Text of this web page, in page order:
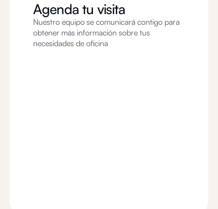
Agenda tu visita
Nuestro equipo se comunicará contigo para
obtener más información sobre tus
necesidades de oficina